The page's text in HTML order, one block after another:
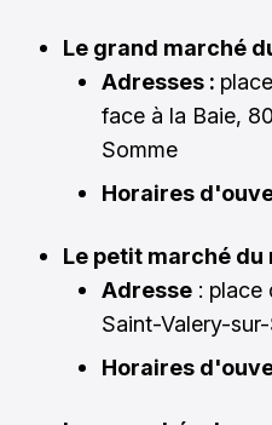
Le grand marché
Adresses :
face à la Baie,
Somme
Horaires
Le petit marché
Adresse : place
Saint-Valery-
Horaires